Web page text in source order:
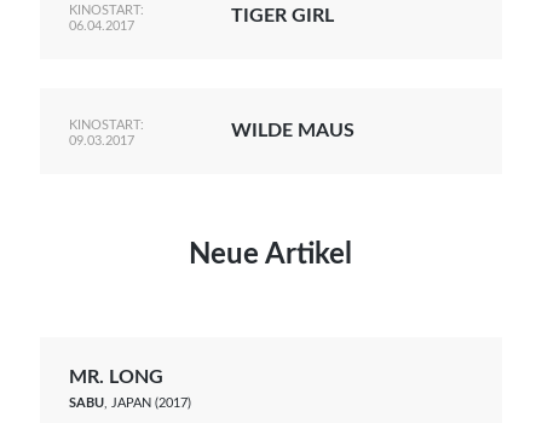
KINOSTART:
06.04.2017
TIGER GIRL
KINOSTART:
09.03.2017
WILDE MAUS
Neue Artikel
MR. LONG
SABU , JAPAN (2017)